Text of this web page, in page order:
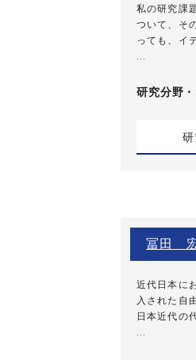
私の研究課
ついて、そ
っても、イ
研究分野・
冨田
近代日本に
入された自
日本近代の